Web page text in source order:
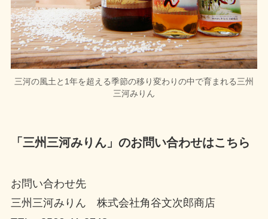
三河の風土と1年を超える季節の移り変わりの中で育まれる三州
三河みりん
「三州三河みりん」のお問い合わせはこちら
お問い合わせ先
三州三河みりん 株式会社角谷文次郎商店